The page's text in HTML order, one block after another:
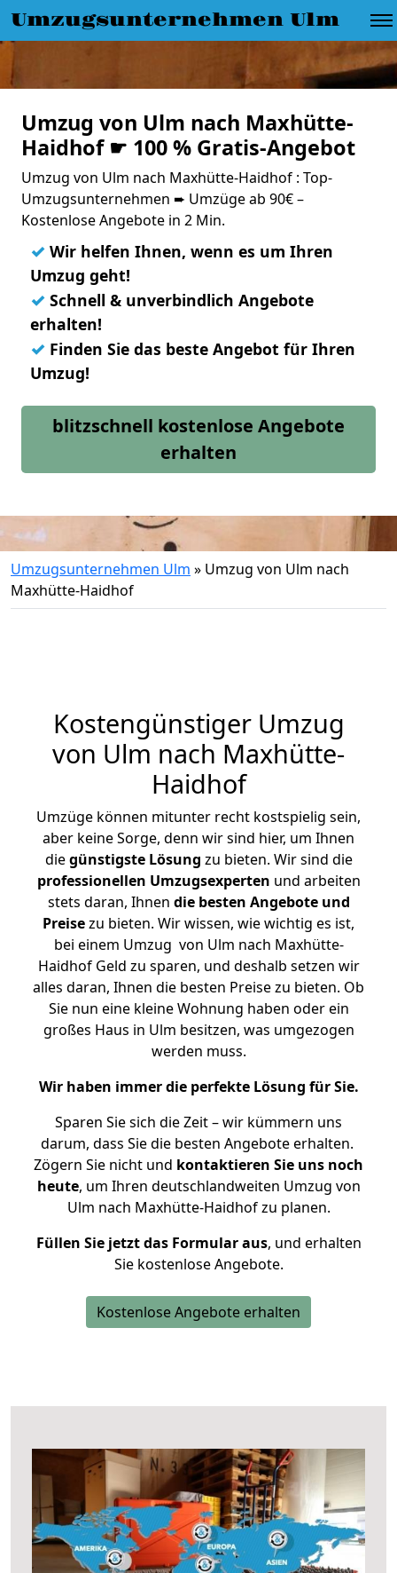
Umzugsunternehmen Ulm
Umzug von Ulm nach Maxhütte-
Haidhof ☛ 100 % Gratis-Angebot
Umzug von Ulm nach Maxhütte-Haidhof : Top-
Umzugsunternehmen ➨ Umzüge ab 90€ –
Kostenlose Angebote in 2 Min.
✓ Wir helfen Ihnen, wenn es um Ihren
Umzug geht!
✓ Schnell & unverbindlich Angebote
erhalten!
✓ Finden Sie das beste Angebot für Ihren
Umzug!
blitzschnell kostenlose Angebote
erhalten
Umzugsunternehmen Ulm » Umzug von Ulm nach
Maxhütte-Haidhof
Kostengünstiger Umzug
von Ulm nach Maxhütte-
Haidhof
Umzüge können mitunter recht kostspielig sein,
aber keine Sorge, denn wir sind hier, um Ihnen
diegünstigste Lösung zu bieten. Wir sind die
professionellen Umzugsexperten und arbeiten
stets daran, Ihnen die besten Angebote und
Preisezu bieten. Wir wissen, wie wichtig es ist,
bei einem Umzug von Ulm nach Maxhütte-
Haidhof Geld zu sparen, und deshalb setzen wir
alles daran, Ihnen die besten Preise zu bieten. Ob
Sie nun eine kleine Wohnung haben oder ein
großes Haus in Ulm besitzen, was umgezogen
werden muss.
Wir haben immer die perfekte Lösung für Sie.
Sparen Sie sich die Zeit – wir kümmern uns
darum, dass Sie die besten Angebote erhalten.
Zögern Sie nicht und kontaktieren Sie uns noch
heute, um Ihren deutschlandweiten Umzug von
Ulm nach Maxhütte-Haidhof zu planen.
Füllen Sie jetzt das Formular aus, und erhalten
Sie kostenlose Angebote.
Kostenlose Angebote erhalten